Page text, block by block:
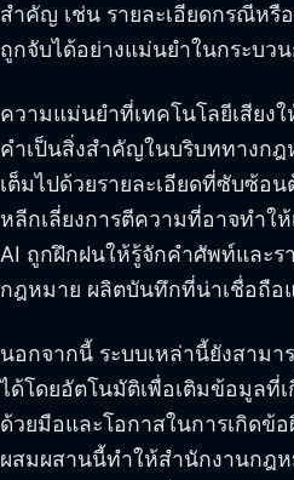
สำคัญ เช่น รายละเอียดกรณีหรื
ถูกจับได้อย่างแม่นยำในกระบว
ความแม่นยำที่เทคโนโลยีเสียง
คำเป็นสิ่งสำคัญในบริบททางก
เต็มไปด้วยรายละเอียดที่ซับซ้อ
หลีกเลี่ยงการตีความที่อาจทำใ
AI ถูกฝึกฝนให้รู้จักคำศัพท์และร
กฎหมาย ผลิตบันทึกที่น่าเชื่อถือ
นอกจากนี้ ระบบเหล่านี้ยังสามา
ได้โดยอัตโนมัติเพื่อเติมข้อมูลที่
ด้วยมือและโอกาสในการเกิดข้
ผสมผสานนี้ทำให้สำนักงานกฎ